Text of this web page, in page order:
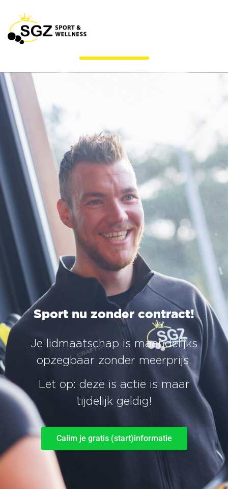
Sport nu zonder contract!
Je lidmaatschap is maandelijks
opzegbaar zonder meerprijs.
Let op: deze is actie is maar
tijdelijk geldig!
Calim je gratis (start)informatie